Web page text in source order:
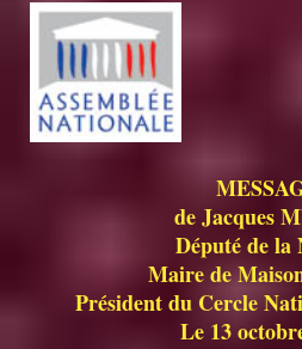
de Jacques
Député de la
Maire de
Président du Cercle
Le 13